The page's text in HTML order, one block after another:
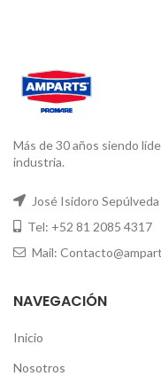
Más de 30 años siendo
industria.
José Isidoro
Tel: +52 81 2085 4317
Mail:
NAVEGACIÓN
Inicio
Nosotros